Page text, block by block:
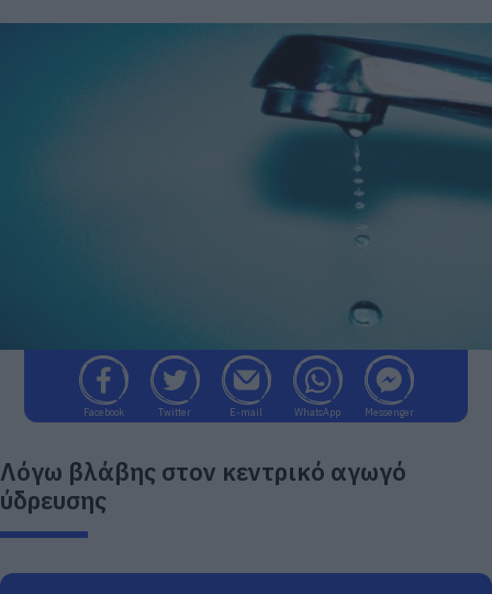
Facebook Twitter E-mail WhatsApp Messenger
Λόγω βλάβης στον κεντρικό αγωγό
ύδρευσης